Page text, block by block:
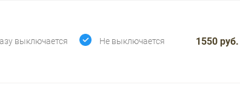
выключается
Не выключается
1550 руб.